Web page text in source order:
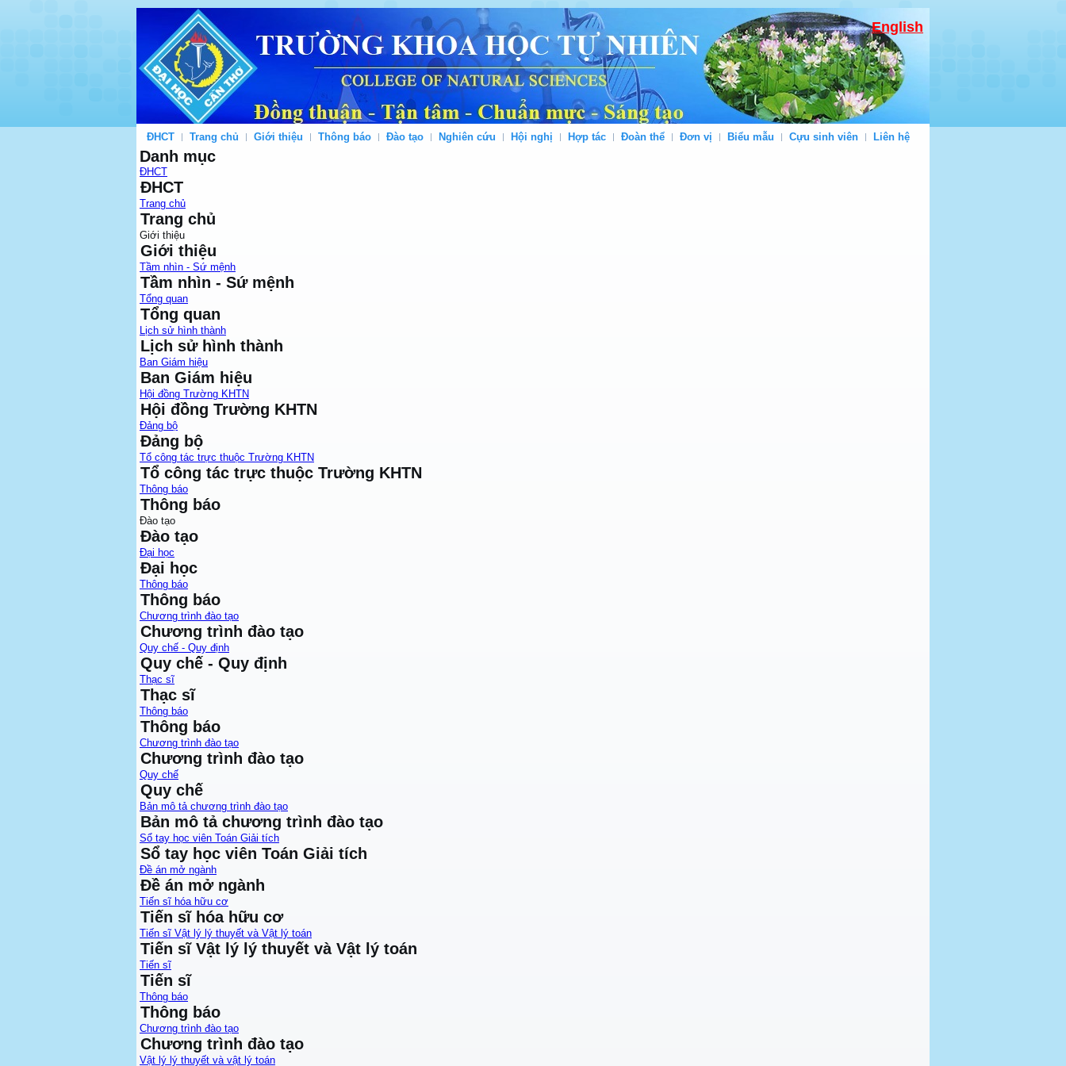
English
ĐHCT Trang chủ Giới thiệu Thông báo Đào tạo Nghiên cứu Hội nghị Hợp tác Đoàn thể Đơn vị Biểu mẫu Cựu sinh viên Liên hệ
Danh mục
ĐHCT
ĐHCT
Trang chủ
Trang chủ
Giới thiệu
Giới thiệu
Tầm nhìn - Sứ mệnh
Tầm nhìn - Sứ mệnh
Tổng quan
Tổng quan
Lịch sử hình thành
Lịch sử hình thành
Ban Giám hiệu
Ban Giám hiệu
Hội đồng Trường KHTN
Hội đồng Trường KHTN
Đảng bộ
Đảng bộ
Tổ công tác trực thuộc Trường KHTN
Tổ công tác trực thuộc Trường KHTN
Thông báo
Thông báo
Đào tạo
Đào tạo
Đại học
Đại học
Thông báo
Thông báo
Chương trình đào tạo
Chương trình đào tạo
Quy chế - Quy định
Quy chế - Quy định
Thạc sĩ
Thạc sĩ
Thông báo
Thông báo
Chương trình đào tạo
Chương trình đào tạo
Quy chế
Quy chế
Bản mô tả chương trình đào tạo
Bản mô tả chương trình đào tạo
Sổ tay học viên Toán Giải tích
Sổ tay học viên Toán Giải tích
Đề án mở ngành
Đề án mở ngành
Tiến sĩ hóa hữu cơ
Tiến sĩ hóa hữu cơ
Tiến sĩ Vật lý lý thuyết và Vật lý toán
Tiến sĩ Vật lý lý thuyết và Vật lý toán
Tiến sĩ
Tiến sĩ
Thông báo
Thông báo
Chương trình đào tạo
Chương trình đào tạo
Vật lý lý thuyết và vật lý toán